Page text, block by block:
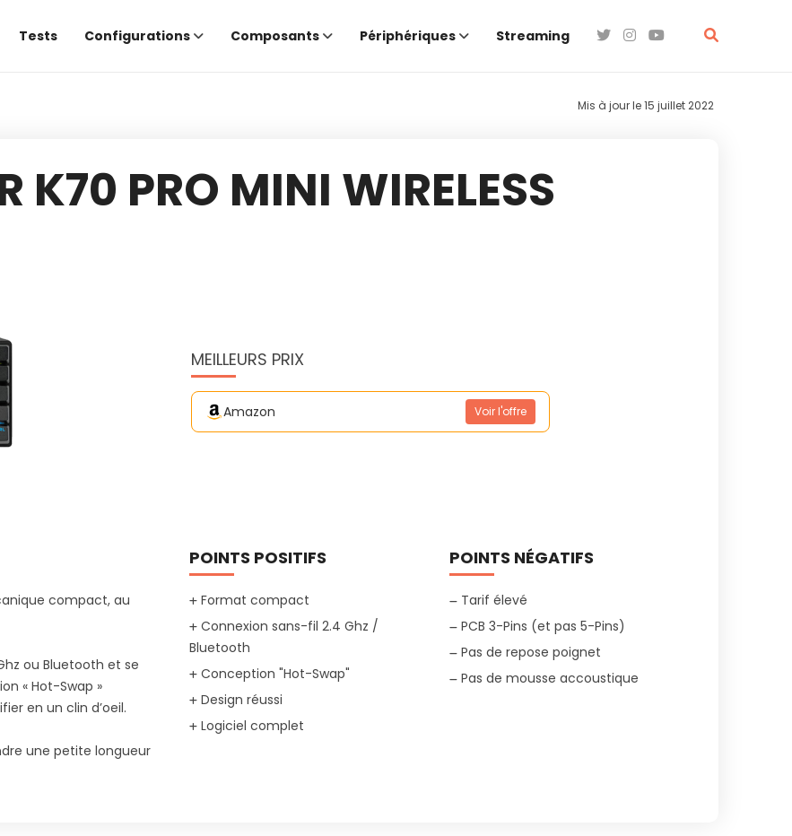
Tests Configurations Composants Périphériques Streaming
Mis à jour le15 juillet 2022
K70 PRO MINI WIRELESS
MEILLEURS PRIX
Amazon Voir l'offre
compact, au
ou Bluetooth et se
« Hot-Swap »
en un clin d’oeil.
une petite longueur
POINTS POSITIFS
Format compact
Connexion sans-fil 2.4 Ghz /
Bluetooth
Conception "Hot-Swap"
Design réussi
Logiciel complet
POINTS NÉGATIFS
Tarif élevé
PCB 3-Pins (et pas 5-Pins)
Pas de repose poignet
Pas de mousse accoustique